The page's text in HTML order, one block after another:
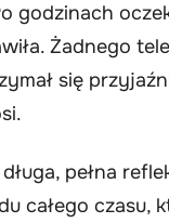
godzinach
Żadnego
się
pełna
całego